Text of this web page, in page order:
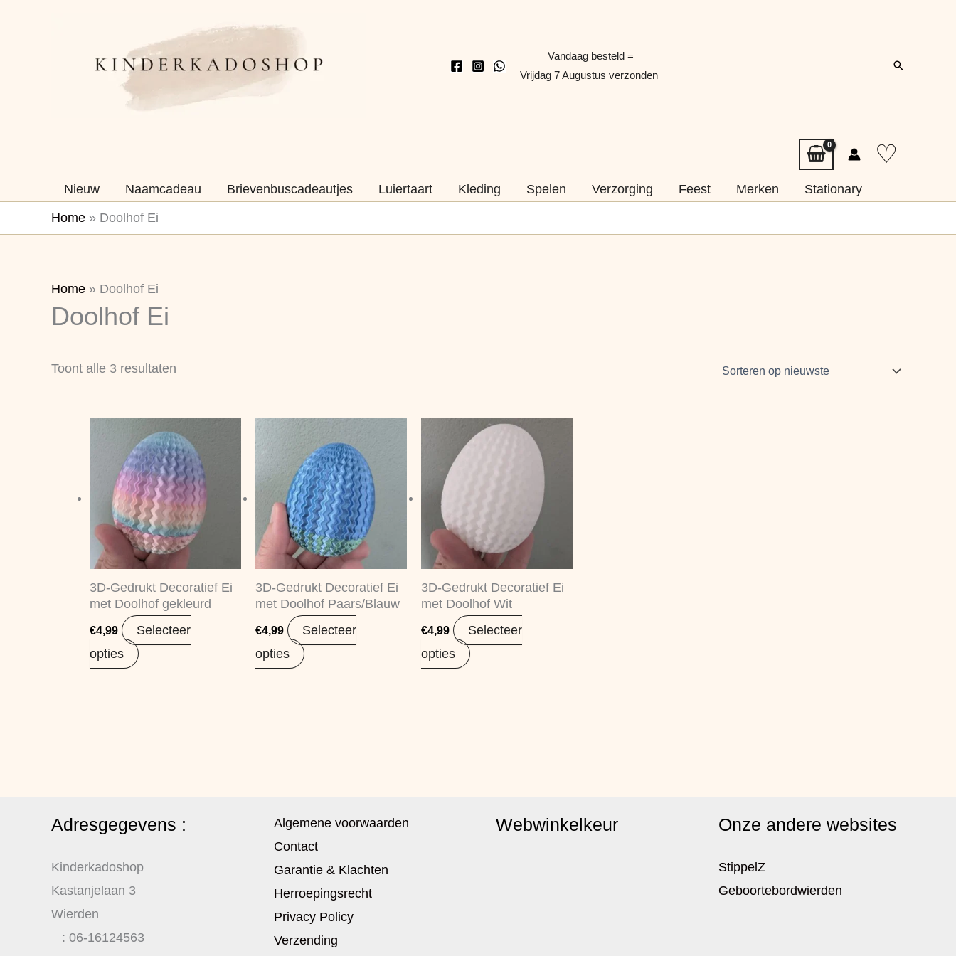
Vandaag besteld =
Vrijdag 7 Augustus verzonden
Zoeken
♡
Nieuw Naamcadeau Brievenbuscadeautjes Luiertaart Kleding Spelen Verzorging Feest Merken
Stationary
Home » Doolhof Ei
Home » Doolhof Ei
Doolhof Ei
Toont alle 3 resultaten
3D-Gedrukt Decoratief Ei
met Doolhof gekleurd
€4,99
Selecteer
opties
3D-Gedrukt Decoratief Ei
met Doolhof Paars/Blauw
€4,99
Selecteer
opties
3D-Gedrukt Decoratief Ei
met Doolhof Wit
€4,99
Selecteer
opties
Adresgegevens :
Kinderkadoshop
Kastanjelaan 3
Wierden
: 06-16124563
Algemene voorwaarden
Contact
Garantie & Klachten
Herroepingsrecht
Privacy Policy
Verzending
Webwinkelkeur Onze andere websites
StippelZ
Geboortebordwierden